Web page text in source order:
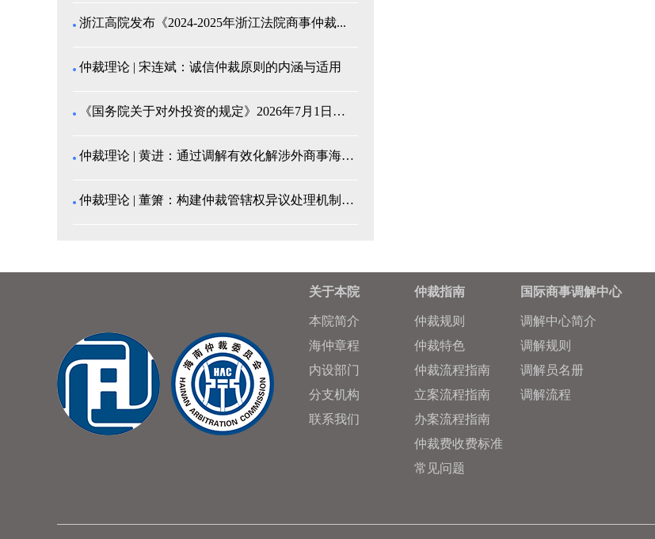
浙江高院发布《2024-2025年浙江法院商事仲裁...
仲裁理论 | 宋连斌：诚信仲裁原则的内涵与适用
《国务院关于对外投资的规定》2026年7月1日起施...
仲裁理论 | 黄进：通过调解有效化解涉外商事海事纠...
仲裁理论 | 董箫：构建仲裁管辖权异议处理机制的中...
关于本院
本院简介
海仲章程
内设部门
分支机构
联系我们
仲裁指南
仲裁规则
仲裁特色
仲裁流程指南
立案流程指南
办案流程指南
仲裁费收费标准
常见问题
国际商事调解中心
调解中心简介
调解规则
调解员名册
调解流程